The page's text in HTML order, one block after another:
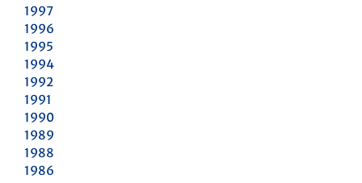
1997
1996
1995
1994
1992
1991
1990
1989
1988
1986